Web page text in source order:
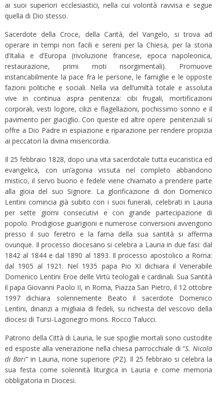
ai suoi superiori ecclesiastici, nella cui volontà ravvisa e segue
quella di Dio stesso.
Sacerdote della Croce, della Carità, del Vangelo, si trova ad
operare in tempi non facili e sereni per la Chiesa, per la storia
d’Italia e d’Europa (rivoluzione francese, epoca napoleonica,
restaurazione, primi moti risorgimentali). Promuove
instancabilmente la pace fra le persone, le famiglie e le opposte
fazioni politiche e sociali. Nella via dell’umiltà totale e assoluta
vive in continua aspra penitenza: cibi frugali, mortificazioni
corporali, vesti logore, cilizi e flagellazioni, pochissimo sonno e il
pavimento per giaciglio. Con queste ed altre opere penitenziali si
offre a Dio Padre in espiazione e riparazione per rendere propizia
ai peccatori la divina misericordia.
Il 25 febbraio 1828, dopo una vita sacerdotale tutta eucaristica ed
evangelica, con un’agonia vissuta nel completo abbandono
mistico, il servo buono e fedele viene chiamato a prendere parte
alla gioia del suo Signore. La glorificazione di don Domenico
Lentini comincia già subito con i suoi funerali, celebrati in Lauria
per sette giorni consecutivi e con grande partecipazione di
popolo. Prodigiose guarigioni e numerose conversioni avvengono
presso il suo feretro e la fama della sua santità si afferma
ovunque. Il processo diocesano si celebra a Lauria in due fasi: dal
1842 al 1844 e dal 1890 al 1893. Il processo apostolico a Roma:
dal 1905 al 1921. Nel 1935 papa Pio XI dichiara il Venerabile
Domenico Lentini Eroe delle Virtù teologali e cardinali. Sua Santità
il papa Giovanni Paolo II, in Roma, Piazza San Pietro, il 12 ottobre
1997 dichiara solennemente Beato il sacerdote Domenico
Lentini, dinanzi a migliaia di fedeli, su richiesta del vescovo della
diocesi di Tursi-Lagonegro mons. Rocco Talucci.
Patrono della Città di Lauria, le sue spoglie mortali sono custodite
ed esposte alla venerazione nella chiesa parrocchiale di “S. Nicola
di Bari” in Lauria, rione superiore (PZ). Il 25 febbraio si celebra la
sua festa come solennità liturgica in Lauria e come memoria
obbligatoria in Diocesi.